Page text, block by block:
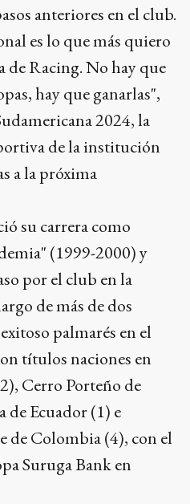
anteriores en el club.
es lo que más quiero
de Racing. No hay que
hay que ganarlas",
2024, la
de la institución
a la próxima
su carrera como
(1999-2000) y
por el club en la
de más de dos
palmarés en el
títulos naciones en
Cerro Porteño de
de Ecuador (1) e
de Colombia (4), con el
Suruga Bank en